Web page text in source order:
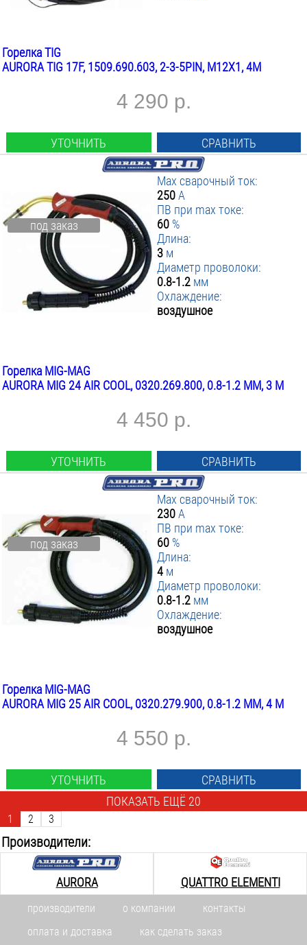
Горелка TIG
AURORA TIG 17F, 1509.690.603, 2-3-5PIN, M12X1, 4М
4 290 р.
УТОЧНИТЬ СРАВНИТЬ
под заказ
Max сварочный ток:
250А
ПВ при max токе:
60 %
Длина:
3 м
Диаметр проволоки:
0.8-1.2 мм
Охлаждение:
воздушное
Горелка MIG-MAG
AURORA MIG 24 AIR COOL, 0320.269.800, 0.8-1.2 ММ, 3 М
4 450 р.
УТОЧНИТЬ СРАВНИТЬ
под заказ
Max сварочный ток:
230А
ПВ при max токе:
60 %
Длина:
4 м
Диаметр проволоки:
0.8-1.2 мм
Охлаждение:
воздушное
Горелка MIG-MAG
AURORA MIG 25 AIR COOL, 0320.279.900, 0.8-1.2 ММ, 4 М
4 550 р.
УТОЧНИТЬ
СРАВНИТЬ
ПОКАЗАТЬ ЕЩЁ 20
1 2 3
Производители:
AURORA QUATTRO ELEMENTI
производители о компании
контакты
оплата и доставка
как сделать заказ